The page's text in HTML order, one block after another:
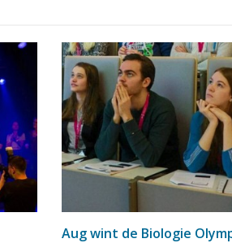
Aug wint de Biologie